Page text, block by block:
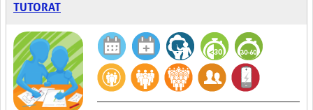
TUTORAT